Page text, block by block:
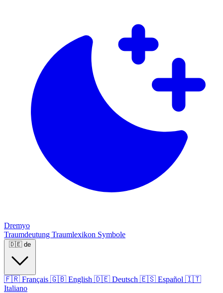
Dremyo
Traumdeutung Traumlexikon Symbole
🇩🇪 de
🇫🇷 Français 🇬🇧 English 🇩🇪 Deutsch 🇪🇸 Español 🇮🇹
Italiano